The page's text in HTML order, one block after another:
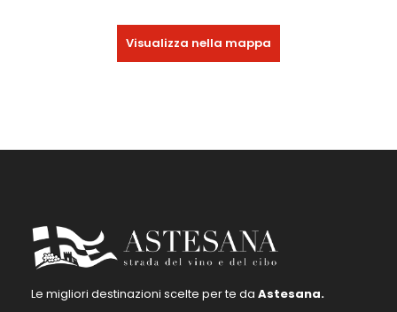
Visualizza nella mappa
Le migliori destinazioni scelte per te da Astesana.